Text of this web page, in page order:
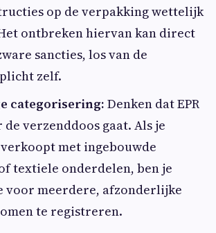
op de verpakking wettelijk
ontbreken hiervan kan direct
sancties, los van de
zelf.
categorisering: Denken dat EPR
verzenddoos gaat. Als je
met ingebouwde
textiele onderdelen, ben je
voor meerdere, afzonderlijke
te registreren.